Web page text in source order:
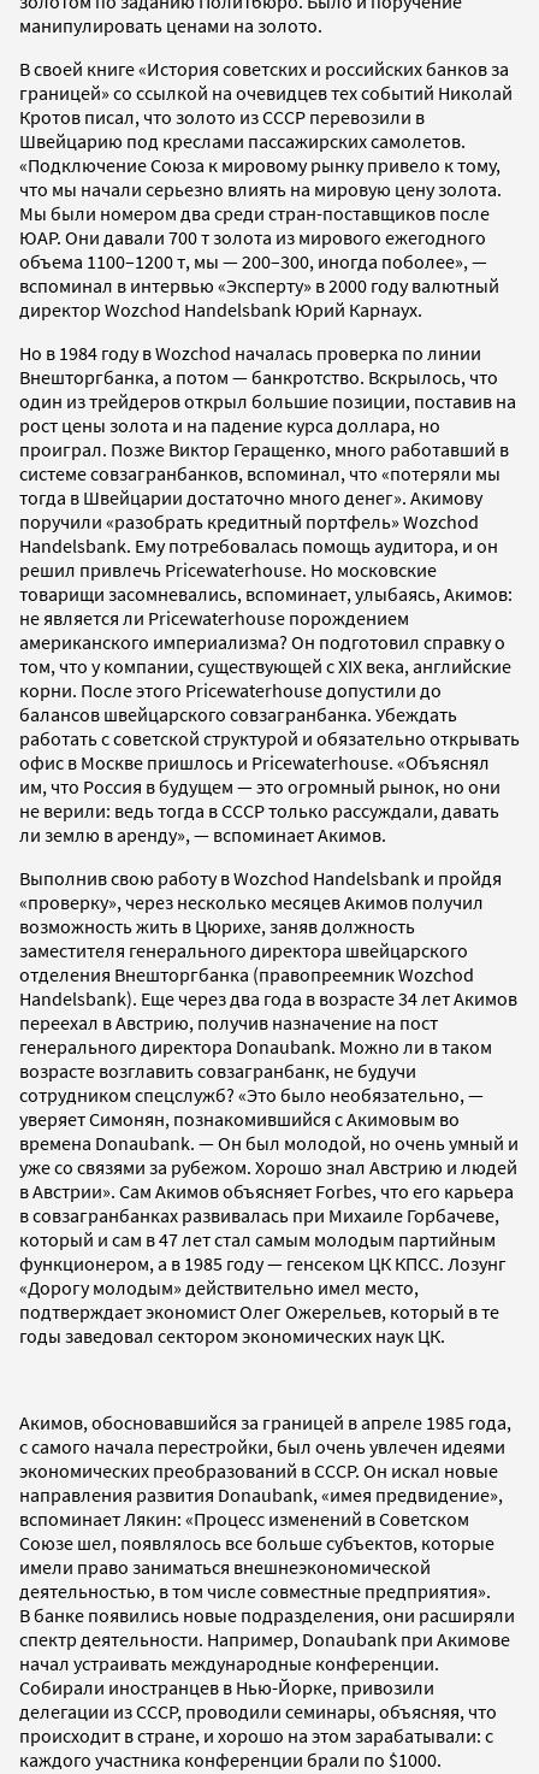
манипулировать ценами на золото.
В своей книге «История советских и российских банков за
границей» со ссылкой на очевидцев тех событий Николай
Кротов писал, что золото из СССР перевозили в
Швейцарию под креслами пассажирских самолетов.
«Подключение Союза к мировому рынку привело к тому,
что мы начали серьезно влиять на мировую цену золота.
Мы были номером два среди стран-поставщиков после
ЮАР. Они давали 700 т золота из мирового ежегодного
объема 1100–1200 т, мы — 200–300, иногда поболее», —
вспоминал в интервью «Эксперту» в 2000 году валютный
директор Wozсhod Handelsbank Юрий Карнаух.
Но в 1984 году в Wozсhod началась проверка по линии
Внешторгбанка, а потом — банкротство. Вскрылось, что
один из трейдеров открыл большие позиции, поставив на
рост цены золота и на падение курса доллара, но
проиграл. Позже Виктор Геращенко, много работавший в
системе совзагранбанков, вспоминал, что «потеряли мы
тогда в Швейцарии достаточно много денег». Акимову
поручили «разобрать кредитный портфель» Wozсhod
Handelsbank. Ему потребовалась помощь аудитора, и он
решил привлечь Pricewaterhouse. Но московские
товарищи засомневались, вспоминает, улыбаясь, Акимов:
не является ли Pricewaterhouse порождением
американского империализма? Он подготовил справку о
том, что у компании, существующей с XIX века, английские
корни. После этого Pricewaterhouse допустили до
балансов швейцарского совзагранбанка. Убеждать
работать с советской структурой и обязательно открывать
офис в Москве пришлось и Pricewaterhouse. «Объяснял
им, что Россия в будущем — это огромный рынок, но они
не верили: ведь тогда в СССР только рассуждали, давать
ли землю в аренду», — вспоминает Акимов.
Выполнив свою работу в Wozсhod Handelsbank и пройдя
«проверку», через несколько месяцев Акимов получил
возможность жить в Цюрихе, заняв должность
заместителя генерального директора швейцарского
отделения Внешторгбанка (правопреемник Wozсhod
Handelsbank). Еще через два года в возрасте 34 лет Акимов
переехал в Австрию, получив назначение на пост
генерального директора Donaubank. Можно ли в таком
возрасте возглавить совзагранбанк, не будучи
сотрудником спецслужб? «Это было необязательно, —
уверяет Симонян, познакомившийся с Акимовым во
времена Donaubank. — Он был молодой, но очень умный и
уже со связями за рубежом. Хорошо знал Австрию и людей
в Австрии». Сам Акимов объясняет Forbes, что его карьера
в совзагранбанках развивалась при Михаиле Горбачеве,
который и сам в 47 лет стал самым молодым партийным
функционером, а в 1985 году — генсеком ЦК КПСС. Лозунг
«Дорогу молодым» действительно имел место,
подтверждает экономист Олег Ожерельев, который в те
годы заведовал сектором экономических наук ЦК.
Акимов, обосновавшийся за границей в апреле 1985 года,
с самого начала перестройки, был очень увлечен идеями
экономических преобразований в СССР. Он искал новые
направления развития Donaubank, «имея предвидение»,
вспоминает Лякин: «Процесс изменений в Советском
Союзе шел, появлялось все больше субъектов, которые
имели право заниматься внешнеэкономической
деятельностью, в том числе совместные предприятия».
В банке появились новые подразделения, они расширяли
спектр деятельности. Например, Donaubank при Акимове
начал устраивать международные конференции.
Собирали иностранцев в Нью-Йорке, привозили
делегации из СССР, проводили семинары, объясняя, что
происходит в стране, и хорошо на этом зарабатывали: с
каждого участника конференции брали по $1000.